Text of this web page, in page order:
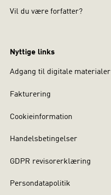
Vil du være forfatter?
Nyttige links
Adgang til digitale materialer
Fakturering
Cookieinformation
Handelsbetingelser
GDPR revisorerklæring
Persondatapolitik